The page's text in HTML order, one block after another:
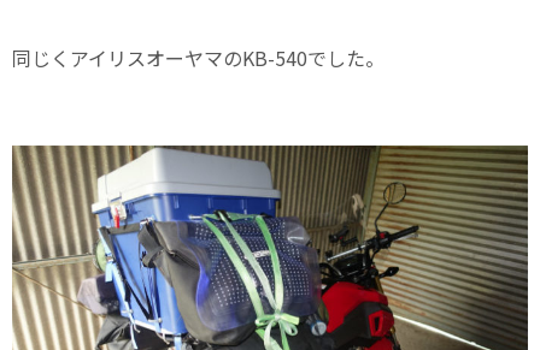
同じくアイリスオーヤマのKB-540でした。